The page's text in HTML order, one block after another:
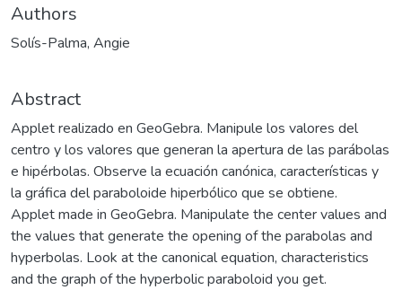
Authors
Solís-Palma, Angie
Abstract
Applet realizado en GeoGebra. Manipule los valores del
centro y los valores que generan la apertura de las parábolas
e hipérbolas. Observe la ecuación canónica, características y
la gráfica del paraboloide hiperbólico que se obtiene.
Applet made in GeoGebra. Manipulate the center values ​​and
the values ​​that generate the opening of the parabolas and
hyperbolas. Look at the canonical equation, characteristics
and the graph of the hyperbolic paraboloid you get.